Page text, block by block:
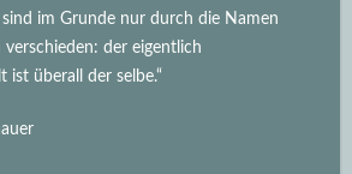
im Grunde nur durch die Namen
verschieden: der eigentlich
ist überall der selbe.“